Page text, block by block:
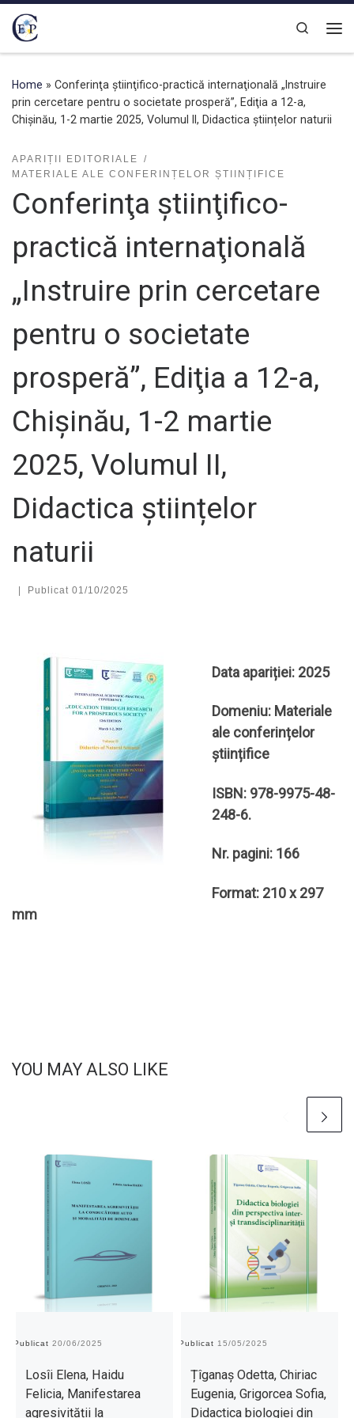
Skip to content Search
Home » Conferinţa ştiinţifico-practică internaţională „Instruire
prin cercetare pentru o societate prosperă”, Ediţia a 12-a,
Chișinău, 1-2 martie 2025, Volumul II, Didactica științelor naturii
APARIȚII EDITORIALE
MATERIALE ALE CONFERINȚELOR ȘTIINȚIFICE
Conferinţa ştiinţifico-
practică internaţională
„Instruire prin cercetare
pentru o societate
prosperă”, Ediţia a 12-a,
Chișinău, 1-2 martie
2025, Volumul II,
Didactica științelor
naturii
Publicat 01/10/2025
Data apariției: 2025
Domeniu: Materiale
ale conferințelor
științifice
ISBN: 978-9975-48-
248-6.
Nr. pagini: 166
Format: 210 x 297
mm
YOU MAY ALSO LIKE
Publicat 20/06/2025
Losîi Elena, Haidu
Felicia, Manifestarea
agresivității la
Publicat 15/05/2025
Țîganaș Odetta, Chiriac
Eugenia, Grigorcea Sofia,
Didactica biologiei din